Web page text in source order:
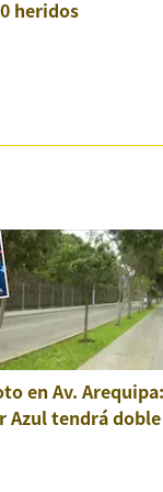
heridos
en Av. Arequipa:
Azul tendrá doble